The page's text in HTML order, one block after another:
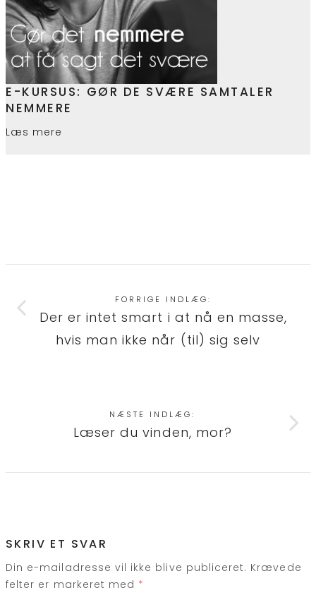
E-KURSUS: GØR DE SVÆRE SAMTALER
NEMMERE
Læs mere
FORRIGE INDLÆG:
Der er intet smart i at nå en masse,
hvis man ikke når (til) sig selv
NÆSTE INDLÆG:
Læser du vinden, mor?
SKRIV ET SVAR
Din e-mailadresse vil ikke blive publiceret. Krævede
felter er markeret med *